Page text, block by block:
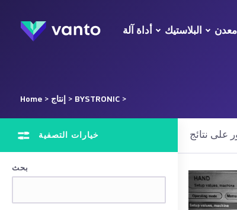
أداة آلة البلاستيك معدن
Home > إنتاج > BYSTRONIC >
خيارات التصفية
بحث